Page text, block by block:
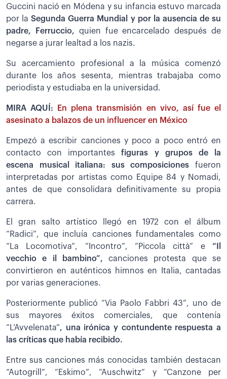
Guccini nació en Módena y su infancia estuvo marcada
por la Segunda Guerra Mundial y por la ausencia de su
padre, Ferruccio, quien fue encarcelado después de
negarse a jurar lealtad a los nazis.
Su acercamiento profesional a la música comenzó
durante los años sesenta, mientras trabajaba como
periodista y estudiaba en la universidad.
MIRA AQUÍ:
En plena transmisión en vivo, así fue el
asesinato a balazos de un influencer en México
Empezó a escribir canciones y poco a poco entró en
contacto con importantesfiguras y grupos de la
escena musical italiana: sus composiciones fueron
interpretadas por artistas como Equipe 84 y Nomadi,
antes de que consolidara definitivamente su propia
carrera.
El gran salto artístico llegó en 1972 con el álbum
“Radici”, que incluía canciones fundamentales como
“La Locomotiva”, “Incontro”, “Piccola città” e“Il
vecchio e il bambino”, canciones protesta que se
convirtieron en auténticos himnos en Italia, cantadas
por varias generaciones.
Posteriormente publicó “Via Paolo Fabbri 43”, uno de
sus mayores éxitos comerciales, que contenía
“L’Avvelenata”, una irónica y contundente respuesta a
las críticas que había recibido.
Entre sus canciones más conocidas también destacan
“Autogrill”, “Eskimo”, “Auschwitz” y “Canzone per